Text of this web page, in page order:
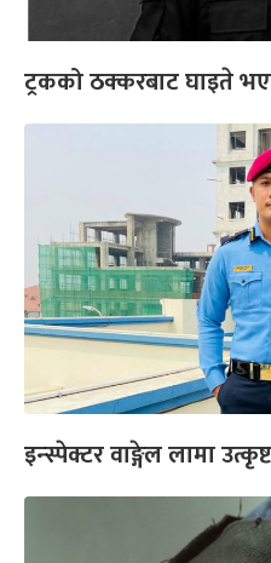
ट्रकको ठक्करबाट घाइते
इन्स्पेक्टर वाङ्गेल लामा